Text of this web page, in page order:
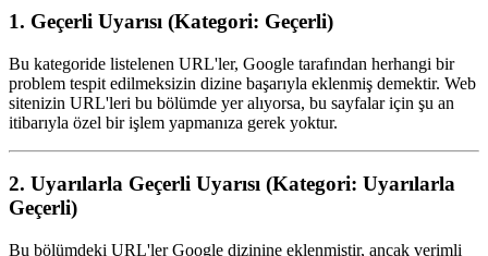
1. Geçerli Uyarısı (Kategori: Geçerli)
Bu kategoride listelenen URL'ler, Google tarafından herhangi bir
problem tespit edilmeksizin dizine başarıyla eklenmiş demektir. Web
sitenizin URL'leri bu bölümde yer alıyorsa, bu sayfalar için şu an
itibarıyla özel bir işlem yapmanıza gerek yoktur.
2. Uyarılarla Geçerli Uyarısı (Kategori: Uyarılarla
Geçerli)
Bu bölümdeki URL'ler Google dizinine eklenmiştir, ancak verimli